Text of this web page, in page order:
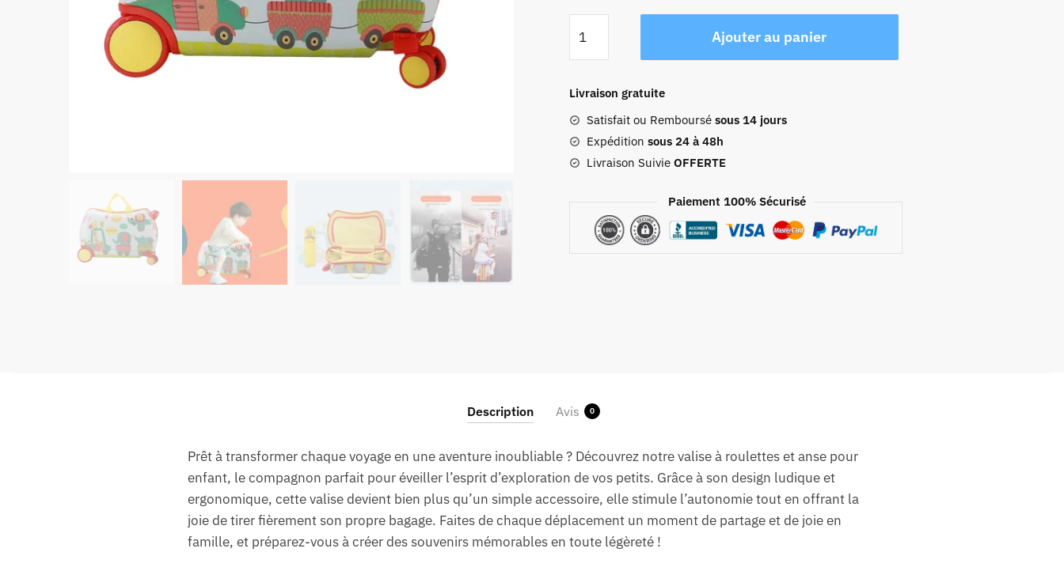
de
Valise
Roulettes
Et
Anse
Pour
Ajouter au panier
Livraison gratuite
Satisfait ou Remboursé sous 14 jours
Expédition sous 24 à 48h
Livraison Suivie OFFERTE
Paiement 100% Sécurisé
Description Avis 0
Prêt à transformer chaque voyage en une aventure inoubliable ? Découvrez notre valise à roulettes et anse pour
enfant, le compagnon parfait pour éveiller l’esprit d’exploration de vos petits. Grâce à son design ludique et
ergonomique, cette valise devient bien plus qu’un simple accessoire, elle stimule l’autonomie tout en offrant la
joie de tirer fièrement son propre bagage. Faites de chaque déplacement un moment de partage et de joie en
famille, et préparez-vous à créer des souvenirs mémorables en toute légèreté !